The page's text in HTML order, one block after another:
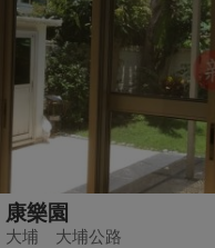
康樂園
大埔 大埔公路